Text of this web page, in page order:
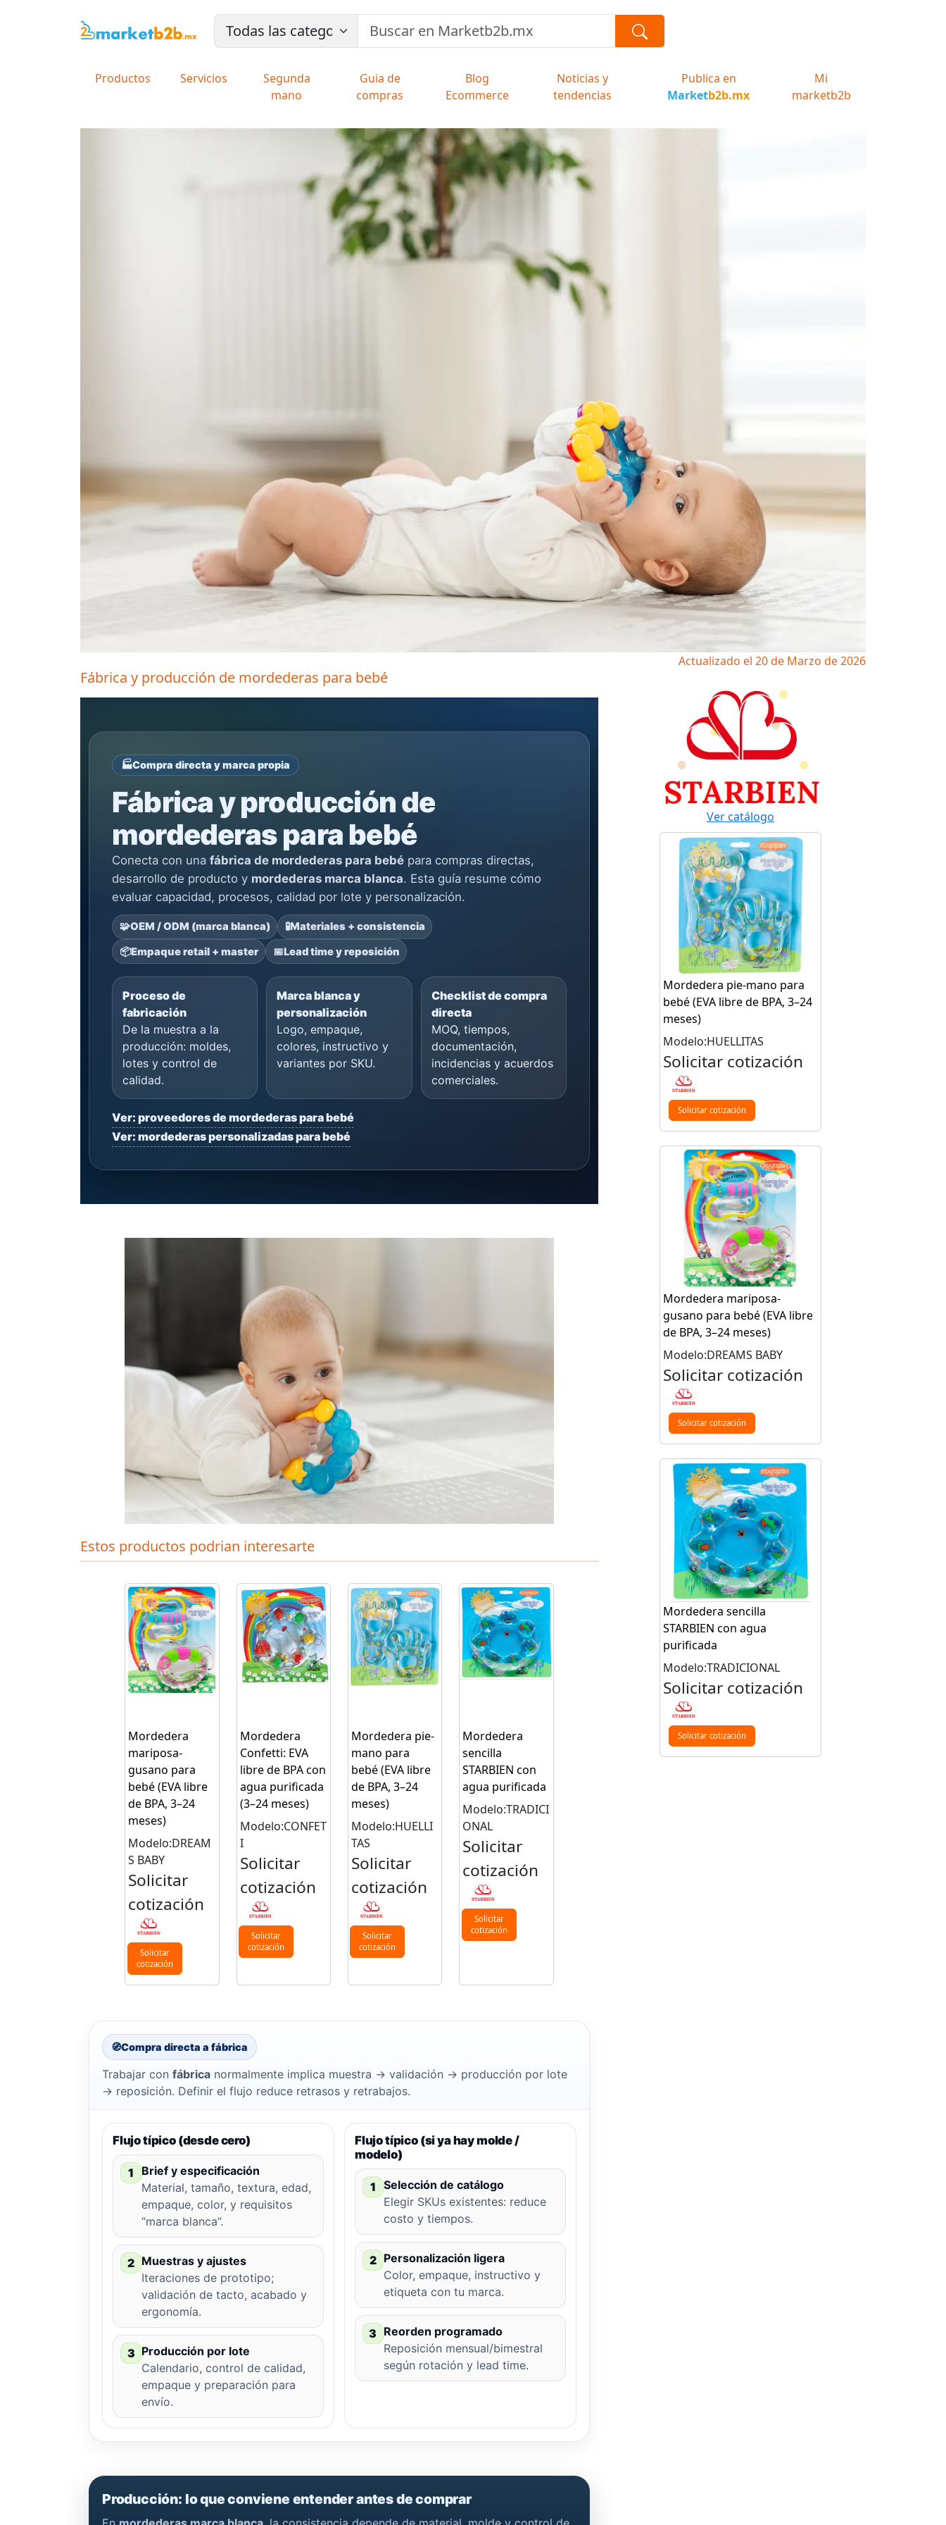
Productos Servicios
Segunda
mano
Guia de
compras
Blog
Ecommerce
Noticias y
tendencias
Publica en
Marketb2b.mx
Mi
marketb2b
Actualizado el 20 de Marzo de 2026
Fábrica y producción de mordederas para bebé
🏭Compra directa y marca propia
Fábrica y producción de
mordederas para bebé
Conecta con una fábrica de mordederas para bebé para compras directas,
desarrollo de producto y mordederas marca blanca. Esta guía resume cómo
evaluar capacidad, procesos, calidad por lote y personalización.
🧩OEM / ODM (marca blanca) 🧪Materiales + consistencia
📦Empaque retail + master 📅Lead time y reposición
Proceso de
fabricación
De la muestra a la
producción: moldes,
lotes y control de
calidad.
Marca blanca y
personalización
Logo, empaque,
colores, instructivo y
variantes por SKU.
Checklist de compra
directa
MOQ, tiempos,
documentación,
incidencias y acuerdos
comerciales.
Ver: proveedores de mordederas para bebé
Ver: mordederas personalizadas para bebé
Estos productos podrian interesarte
Mordedera
mariposa-
gusano para
bebé (EVA libre
de BPA, 3–24
meses)
Modelo:DREAM
S BABY
Solicitar
cotización
Solicitar
cotización
Mordedera
Confetti: EVA
libre de BPA con
agua purificada
(3–24 meses)
Modelo:CONFET
I
Solicitar
cotización
Solicitar
cotización
Mordedera pie-
mano para
bebé (EVA libre
de BPA, 3–24
meses)
Modelo:HUELLI
TAS
Solicitar
cotización
Solicitar
cotización
Mordedera
sencilla
STARBIEN con
agua purificada
Modelo:TRADICI
ONAL
Solicitar
cotización
Solicitar
cotización
🧭Compra directa a fábrica
Trabajar con fábrica normalmente implica muestra → validación → producción por lote
→ reposición. Definir el flujo reduce retrasos y retrabajos.
Flujo típico (desde cero)
1
Brief y especificación
Material, tamaño, textura, edad,
empaque, color, y requisitos
“marca blanca”.
2 Muestras y ajustes
Iteraciones de prototipo;
validación de tacto, acabado y
ergonomía.
3 Producción por lote
Calendario, control de calidad,
empaque y preparación para
envío.
Flujo típico (si ya hay molde /
modelo)
1 Selección de catálogo
Elegir SKUs existentes: reduce
costo y tiempos.
2 Personalización ligera
Color, empaque, instructivo y
etiqueta con tu marca.
3 Reorden programado
Reposición mensual/bimestral
según rotación y lead time.
Producción: lo que conviene entender antes de comprar
Ver catálogo
Mordedera pie-mano para
bebé (EVA libre de BPA, 3–24
meses)
Modelo:HUELLITAS
Solicitar cotización
Solicitar cotización
Mordedera mariposa-
gusano para bebé (EVA libre
de BPA, 3–24 meses)
Modelo:DREAMS BABY
Solicitar cotización
Solicitar cotización
Mordedera sencilla
STARBIEN con agua
purificada
Modelo:TRADICIONAL
Solicitar cotización
Solicitar cotización